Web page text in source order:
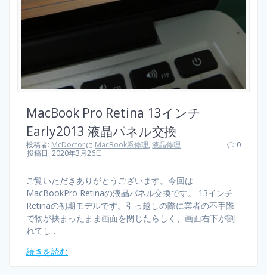
MacBook Pro Retina 13インチ
Early2013 液晶パネル交換
投稿者: McDoctorに MacBook系修理,液晶修理
投稿日: 2020年3月26日
0
ご覧いただきありがとうございます。今回は
MacBookPro Retinaの液晶パネル交換です。 13インチ
Retinaの初期モデルです。引っ越しの際に業者の不手際
で物が挟まったまま画面を閉じたらしく、画面右下が割
れてし…
続きを読む